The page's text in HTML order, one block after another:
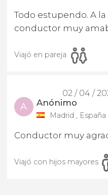
Todo estupendo. A
conductor muy
Viajó en pareja
02 / 04 /
A Anónimo
Madrid , España
Conductor muy
Viajó con hijos mayores